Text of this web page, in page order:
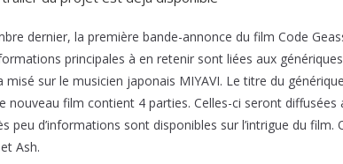
dernier, la première bande-annonce du film Code
principales à en retenir sont liées aux
misé sur le musicien japonais MIYAVI. Le titre du
nouveau film contient 4 parties. Celles-ci seront diffusées
peu d’informations sont disponibles sur l’intrigue du film.
Ash.